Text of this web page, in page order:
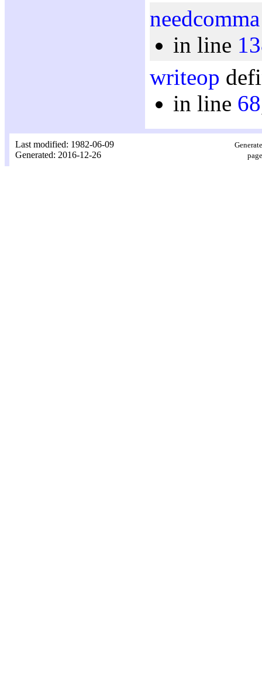
needcomma
in line
writeop
in line 68
Last modified: 1982-06-09
Generated: 2016-12-26